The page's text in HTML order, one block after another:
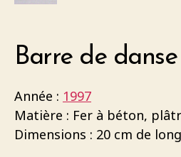
Barre de
Année : 1997
Matière : Fer à béton,
Dimensions : 20 cm de long